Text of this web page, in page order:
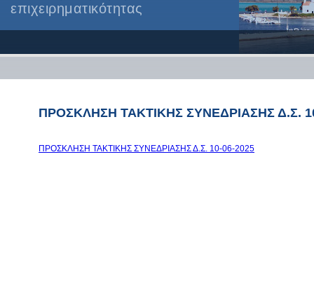
επιχειρηματικότητας
ΠΡΟΣΚΛΗΣΗ ΤΑΚΤΙΚΗΣ ΣΥΝΕΔΡΙΑΣΗΣ Δ.Σ.
ΠΡΟΣΚΛΗΣΗ ΤΑΚΤΙΚΗΣ ΣΥΝΕΔΡΙΑΣΗΣ Δ.Σ. 10-06-2025